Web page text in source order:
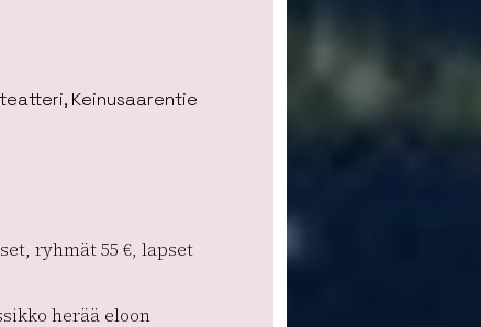
Keinusaarentie
ryhmät 55 €, lapset
herää eloon